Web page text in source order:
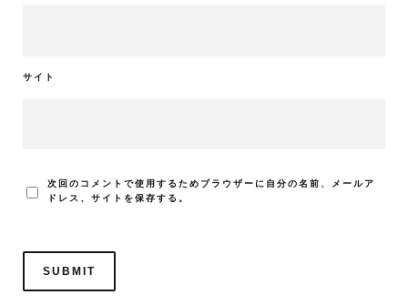
サイト
次回のコメントで使用するためブラウザーに自分の名前、メールア
ドレス、サイトを保存する。